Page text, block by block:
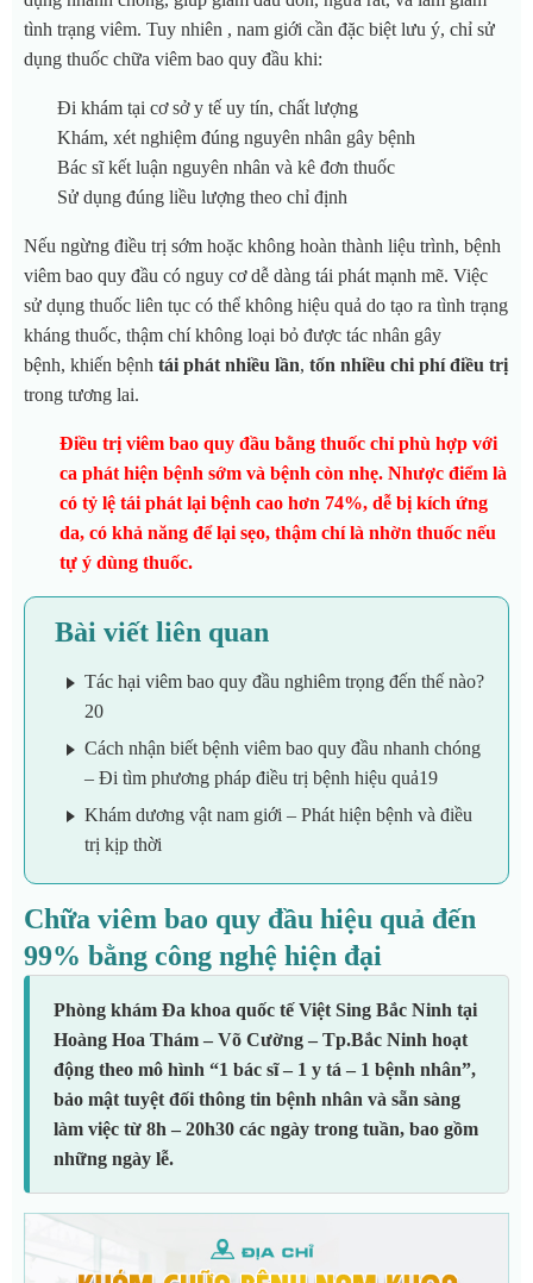
tình trạng viêm. Tuy nhiên , nam giới cần đặc biệt lưu ý, chỉ sử
dụng thuốc chữa viêm bao quy đầu khi:
Đi khám tại cơ sở y tế uy tín, chất lượng
Khám, xét nghiệm đúng nguyên nhân gây bệnh
Bác sĩ kết luận nguyên nhân và kê đơn thuốc
Sử dụng đúng liều lượng theo chỉ định
Nếu ngừng điều trị sớm hoặc không hoàn thành liệu trình, bệnh
viêm bao quy đầu có nguy cơ dễ dàng tái phát mạnh mẽ. Việc
sử dụng thuốc liên tục có thể không hiệu quả do tạo ra tình trạng
kháng thuốc, thậm chí không loại bỏ được tác nhân gây
bệnh, khiến bệnh tái phát nhiều lần, tốn nhiều chi phí điều trị
trong tương lai.
Điều trị viêm bao quy đầu bằng thuốc chỉ phù hợp với
ca phát hiện bệnh sớm và bệnh còn nhẹ. Nhược điểm là
có tỷ lệ tái phát lại bệnh cao hơn 74%, dễ bị kích ứng
da, có khả năng để lại sẹo, thậm chí là nhờn thuốc nếu
tự ý dùng thuốc.
Bài viết liên quan
Tác hại viêm bao quy đầu nghiêm trọng đến thế nào?
20
Cách nhận biết bệnh viêm bao quy đầu nhanh chóng
– Đi tìm phương pháp điều trị bệnh hiệu quả19
Khám dương vật nam giới – Phát hiện bệnh và điều
trị kịp thời
Chữa viêm bao quy đầu hiệu quả đến
99% bằng công nghệ hiện đại
Phòng khám Đa khoa quốc tế Việt Sing Bắc Ninh tại
Hoàng Hoa Thám – Võ Cường – Tp.Bắc Ninh hoạt
động theo mô hình “1 bác sĩ – 1 y tá – 1 bệnh nhân”,
bảo mật tuyệt đối thông tin bệnh nhân và sẵn sàng
làm việc từ 8h – 20h30 các ngày trong tuần, bao gồm
những ngày lễ.